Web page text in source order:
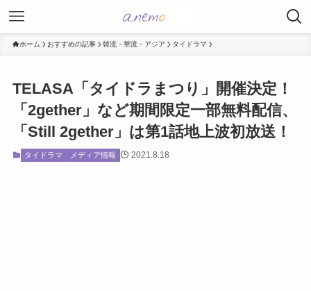
ホーム おすすめの記事 韓流・華流・アジア タイドラマ
TELASA「タイドラまつり」開催決定！
「2gether」など期間限定一部無料配信、
「Still 2gether」は第1話地上波初放送！
タイドラマ メディア情報 2021.8.18